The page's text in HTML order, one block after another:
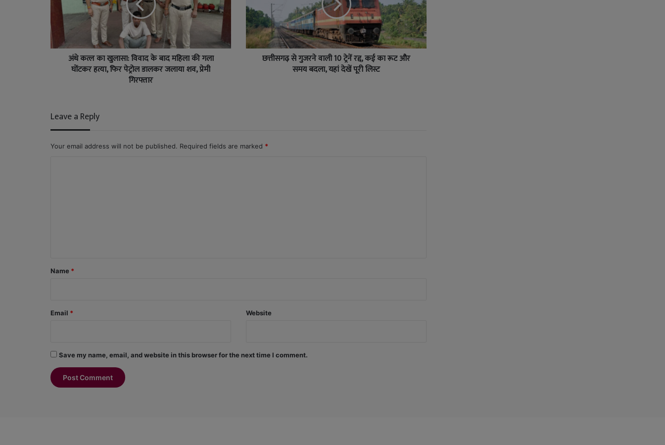
अंधे कत्ल का खुलासा: विवाद के बाद महिला की गला
घोंटकर हत्या, फिर पेट्रोल डालकर जलाया शव, प्रेमी
गिरफ्तार
छत्तीसगढ़ से गुजरने वाली 10 ट्रेनें रद्द, कई का रूट और
समय बदला, यहां देखें पूरी लिस्ट
Leave a Reply
Your email address will not be published. Required fields are marked *
*
Name *
Email * Website
Save my name, email, and website in this browser for the next time I comment.